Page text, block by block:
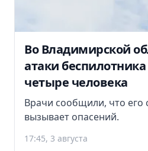
Во Владимирской
атаки
четыре человека
Врачи сообщили, что его
вызывает опасений.
17:45, 3 августа